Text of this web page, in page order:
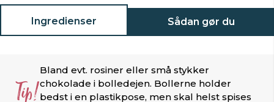
Ingredienser Sådan gør du
Tip!
Bland evt. rosiner eller små stykker
chokolade i bolledejen. Bollerne holder
bedst i en plastikpose, men skal helst spises